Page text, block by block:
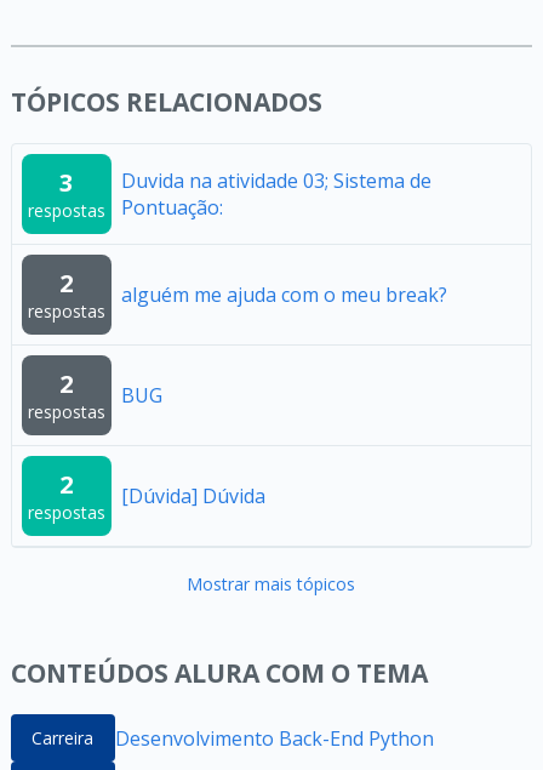
TÓPICOS RELACIONADOS
3
respostas
Duvida na atividade 03; Sistema de
Pontuação:
2
respostas
alguém me ajuda com o meu break?
2
respostas
BUG
2
respostas
[Dúvida] Dúvida
Mostrar mais tópicos
CONTEÚDOS ALURA COM O TEMA
Carreira Desenvolvimento Back-End Python